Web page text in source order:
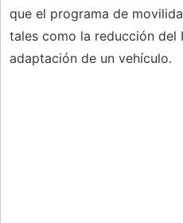
que el programa de
tales como la reducción del
adaptación de un vehículo.